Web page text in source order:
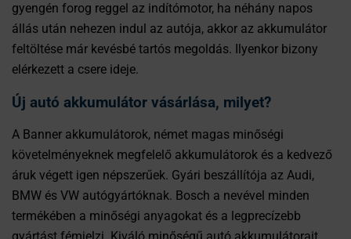
gyengén forog reggel az indítómotor, ha néhány napos
állás után nehezen indul az autója, akkor az akkumulátor
feltöltése már kevésbé tartós megoldás. Ilyenkor bizony
elérkezett a csere ideje.
Új autó akkumulátor vásárlása, milyet?
A Banner akkumulátorok, német magas minőségi
követelményeknek megfelelő akkumulátorok és a kedvező
áruk végett igen népszerűek. Gyári beszállítója az Audi,
BMW és VW autógyártóknak. Bosch a nevével minden
termékében a minőségi anyagokat és a legprecízebb